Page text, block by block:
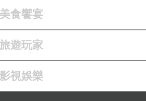
中醫 霧峰自律神經
美食饗宴
旅遊玩家
影視娛樂